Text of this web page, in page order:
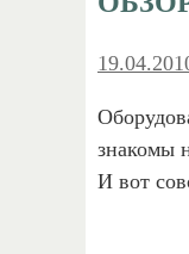
знакомы
И вот